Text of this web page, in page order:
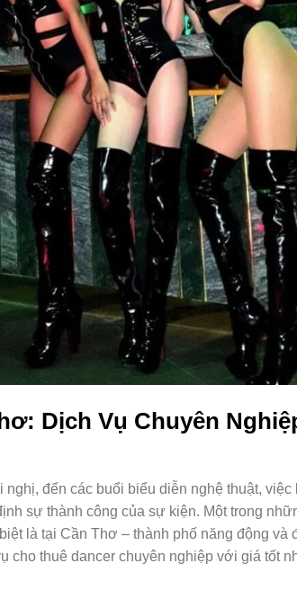
Dịch Vụ Chuyên
đến các buổi biểu diễn nghệ thuật, việc
sự thành công của sự kiện. Một trong
là tại Cần Thơ – thành phố năng động và
cho thuê dancer chuyên nghiệp với giá tốt